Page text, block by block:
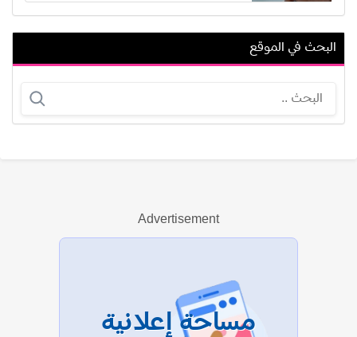
رغدة سعيد
عرض الكل
البحث في الموقع
Advertisement
مساحة إعلانية